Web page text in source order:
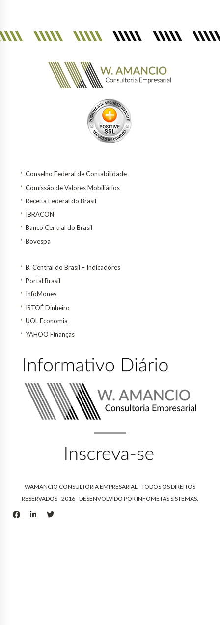
Conselho Federal de Contabilidade
Comissão de Valores Mobiliários
Receita Federal do Brasil
IBRACON
Banco Central do Brasil
Bovespa
B. Central do Brasil – Indicadores
Portal Brasil
InfoMoney
ISTOÉ Dinheiro
UOL Economia
YAHOO Finanças
WAMANCIO CONSULTORIA EMPRESARIAL - TODOS OS DIREITOS
RESERVADOS - 2016 - DESENVOLVIDO PORINFOMETAS SISTEMAS.